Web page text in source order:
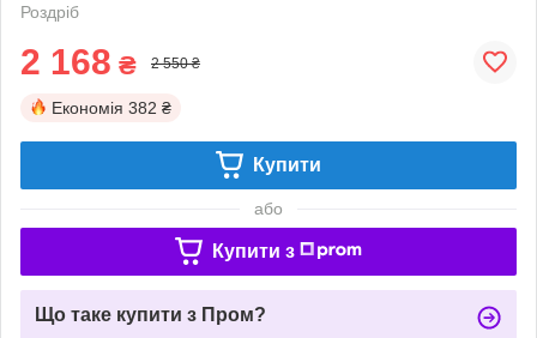
Роздріб
2 168 ₴ 2 550 ₴
Економія 382 ₴
Купити
або
Купити з
Що таке купити з Пром?